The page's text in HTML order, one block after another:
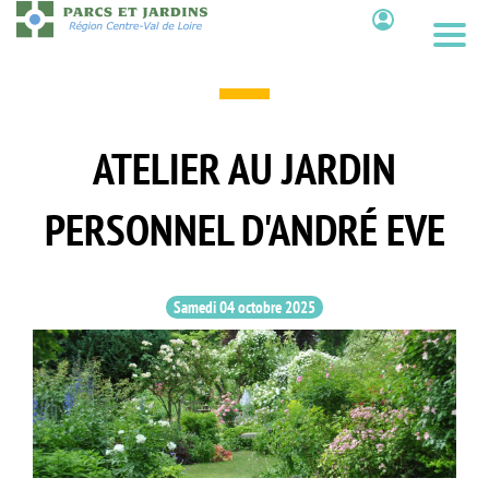
Aller
au
ATELIER AU JARDIN
PERSONNEL D'ANDRÉ EVE
Samedi 04 octobre 2025